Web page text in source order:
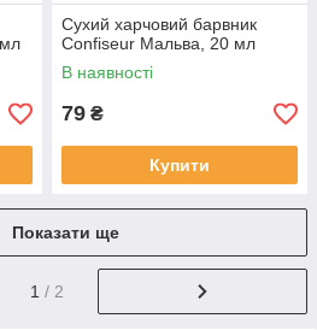
Сухий харчовий барвник
Confiseur Мальва, 20 мл
В наявності
79 ₴
Купити
Показати ще
1 / 2